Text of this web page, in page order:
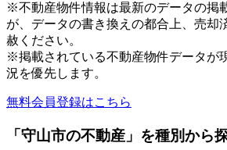
※不動産物件情報は最新のデータの掲
が、データの書き換えの都合上、売却
赦ください。
※掲載されている不動産物件データが
況を優先します。
無料会員登録はこちら
「守山市の不動産」を種別から